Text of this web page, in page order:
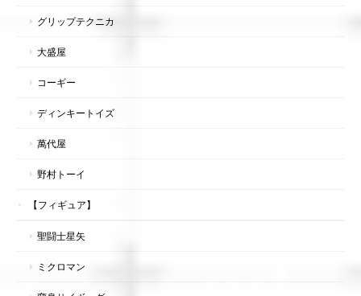
グリップテクニカ
大盛屋
コーギー
ディンキートイズ
萬代屋
野村トーイ
【フィギュア】
聖闘士星矢
ミクロマン